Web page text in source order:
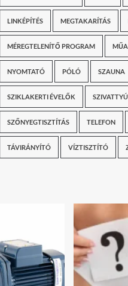
LINKÉPÍTÉS MEGTAKARÍTÁS
MÉREGTELENÍTŐ PROGRAM
NYOMTATÓ PÓLÓ SZAUNA
SZIKLAKERTI ÉVELŐK SZIVATTYÚ
SZŐNYEGTISZTÍTÁS TELEFON
TÁVIRÁNYÍTÓ VÍZTISZTÍTÓ